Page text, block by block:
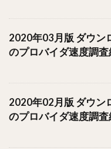
2020年03月版 ダウン
のプロバイダ速度調査
2020年02月版 ダウン
のプロバイダ速度調査